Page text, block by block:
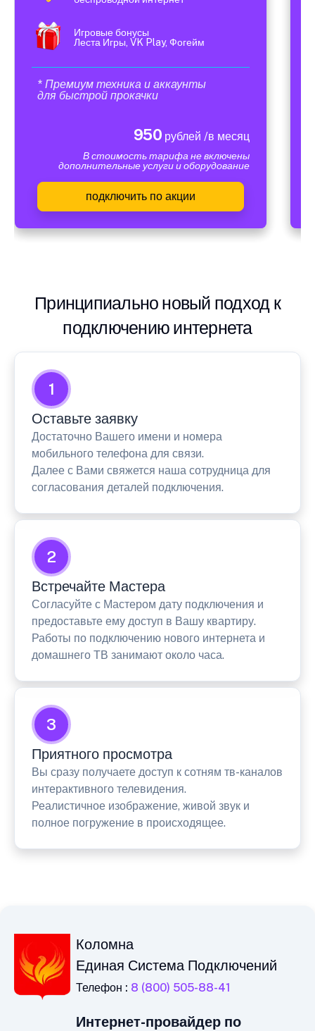
Игровые бонусы
Леста Игры, VK Play, Фогейм
* Премиум техника и аккаунты
для быстрой прокачки
950 рублей /в месяц
В стоимость тарифа не включены
дополнительные услуги и оборудование
подключить по акции
Принципиально новый подход к
подключению интернета
1
Оставьте заявку
Достаточно Вашего имени и номера
мобильного телефона для связи.
Далее с Вами свяжется наша сотрудница для
согласования деталей подключения.
2
Встречайте Мастера
Согласуйте с Мастером дату подключения и
предоставьте ему доступ в Вашу квартиру.
Работы по подключению нового интернета и
домашнего ТВ занимают около часа.
3
Приятного просмотра
Вы сразу получаете доступ к сотням тв-каналов
интерактивного телевидения.
Реалистичное изображение, живой звук и
полное погружение в происходящее.
Коломна
Единая Система Подключений
Телефон : 8 (800) 505-88-41
Интернет-провайдер по